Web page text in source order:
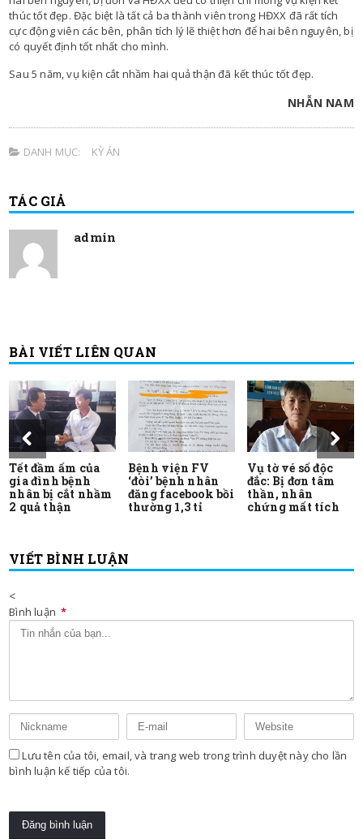
thúc tốt đẹp. Đặc biệt là tất cả ba thành viên trong HĐXX đã rất tích
cực động viên các bên, phân tích lý lẽ thiệt hơn để hai bên nguyên, bị
có quyết định tốt nhất cho mình.
Sau 5 năm, vụ kiện cắt nhầm hai quả thận đã kết thúc tốt đẹp.
NHẪN NAM
DANH MỤC: KỲ ÁN
TÁC GIẢ
admin
BÀI VIẾT LIÊN QUAN
Tết đầm ấm của
gia đình bệnh
nhân bị cắt nhầm
2 quả thận
Bệnh viện FV
‘đòi’ bệnh nhân
đăng facebook bồi
thường 1,3 tỉ
Vụ tờ vé số độc
đắc: Bị đơn tâm
thần, nhân
chứng mất tích
VIẾT BÌNH LUẬN
<
Bình luận *
Lưu tên của tôi, email, và trang web trong trình duyệt này cho lần
bình luận kế tiếp của tôi.